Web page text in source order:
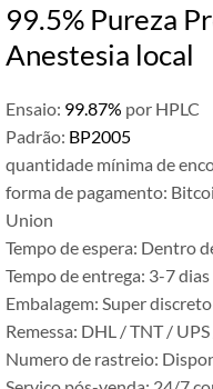
99.5% Pureza
Anestesia local
Ensaio: 99.87% por HPLC
Padrão: BP2005
quantidade mínima de
forma de pagamento:
Union
Tempo de espera: Dentro
Tempo de entrega: 3-7
Embalagem: Super discreto
Remessa: DHL / TNT /
Numero de rastreio: